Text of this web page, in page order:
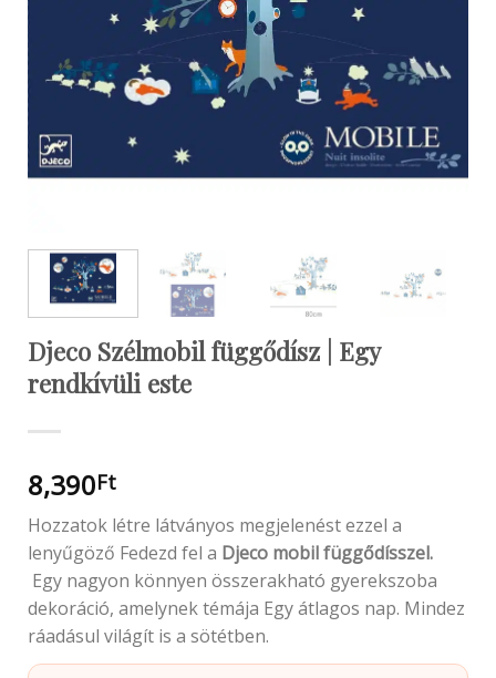
Djeco Szélmobil függődísz | Egy
rendkívüli este
8,390Ft
Hozzatok létre látványos megjelenést ezzel a
lenyűgöző Fedezd fel a Djeco mobil függődísszel.
Egy nagyon könnyen összerakható gyerekszoba
dekoráció, amelynek témája Egy átlagos nap. Mindez
ráadásul világít is a sötétben.